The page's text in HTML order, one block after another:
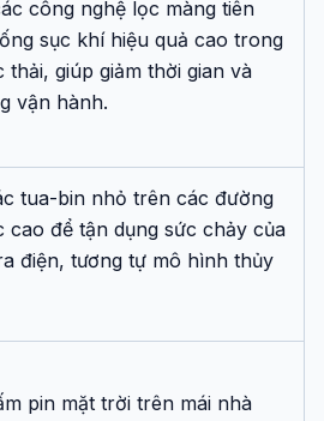
công nghệ lọc màng tiên
sục khí hiệu quả cao trong
thải, giúp giảm thời gian và
vận hành.
tua-bin nhỏ trên các đường
cao để tận dụng sức chảy của
điện, tương tự mô hình thủy
pin mặt trời trên mái nhà